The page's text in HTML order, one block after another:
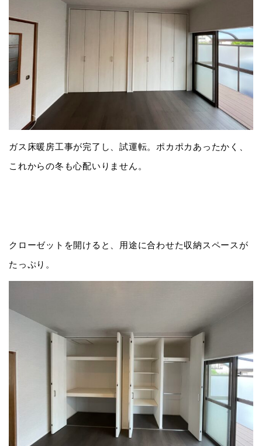
ガス床暖房工事が完了し、試運転。ポカポカあったかく、
これからの冬も心配いりません。
クローゼットを開けると、用途に合わせた収納スペースが
たっぷり。